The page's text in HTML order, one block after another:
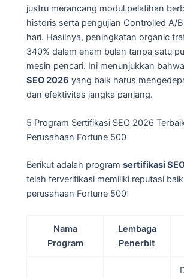
justru merancang modul pelatihan
historis serta pengujian Controlled A/
hari. Hasilnya, peningkatan organic
340% dalam enam bulan tanpa satu
mesin pencari. Ini menunjukkan bahwa
SEO 2026 yang baik harus
dan efektivitas jangka panjang.
5 Program Sertifikasi SEO 2026
Perusahaan Fortune 500
Berikut adalah program sertifikasi
telah terverifikasi memiliki reputasi
perusahaan Fortune 500:
Nama
Program
Lembaga
Penerbit